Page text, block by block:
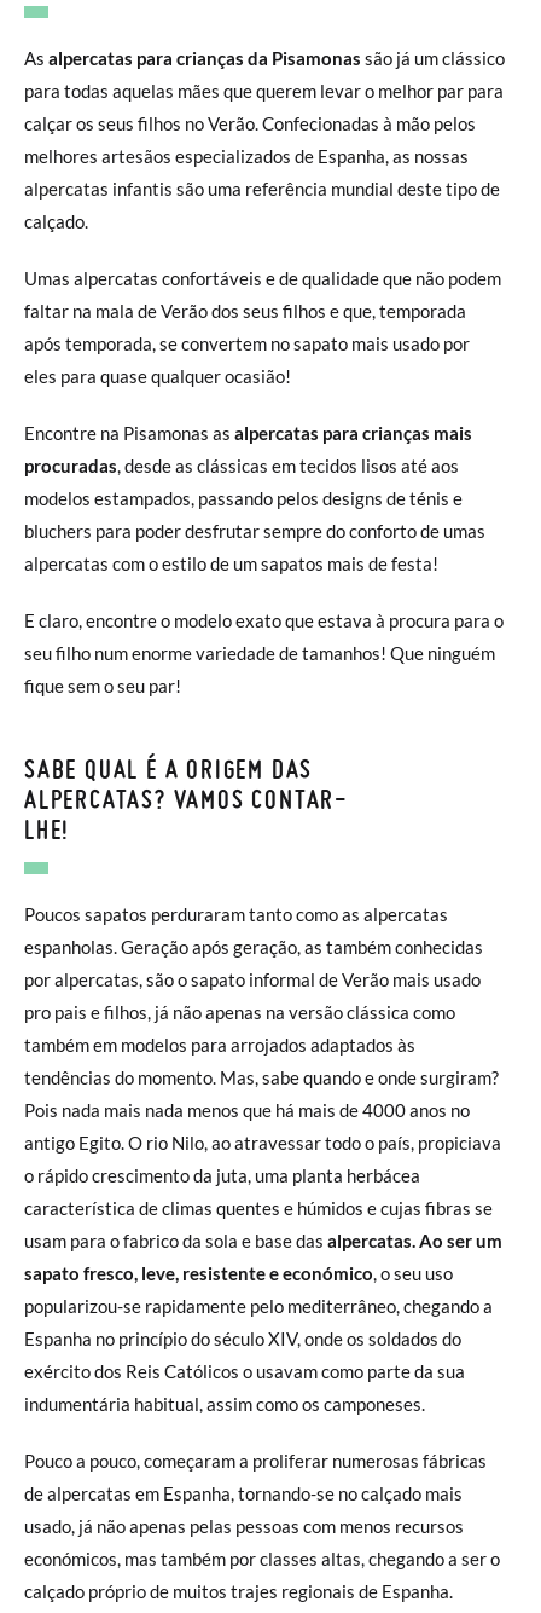
As alpercatas para crianças da Pisamonas são já um clássico
para todas aquelas mães que querem levar o melhor par para
calçar os seus filhos no Verão. Confecionadas à mão pelos
melhores artesãos especializados de Espanha, as nossas
alpercatas infantis são uma referência mundial deste tipo de
calçado.
Umas alpercatas confortáveis e de qualidade que não podem
faltar na mala de Verão dos seus filhos e que, temporada
após temporada, se convertem no sapato mais usado por
eles para quase qualquer ocasião!
Encontre na Pisamonas as alpercatas para crianças mais
procuradas, desde as clássicas em tecidos lisos até aos
modelos estampados, passando pelos designs de ténis e
bluchers para poder desfrutar sempre do conforto de umas
alpercatas com o estilo de um sapatos mais de festa!
E claro, encontre o modelo exato que estava à procura para o
seu filho num enorme variedade de tamanhos! Que ninguém
fique sem o seu par!
SABE QUAL É A ORIGEM DAS
ALPERCATAS? VAMOS CONTAR-
LHE!
Poucos sapatos perduraram tanto como as alpercatas
espanholas. Geração após geração, as também conhecidas
por alpercatas, são o sapato informal de Verão mais usado
pro pais e filhos, já não apenas na versão clássica como
também em modelos para arrojados adaptados às
tendências do momento. Mas, sabe quando e onde surgiram?
Pois nada mais nada menos que há mais de 4000 anos no
antigo Egito. O rio Nilo, ao atravessar todo o país, propiciava
o rápido crescimento da juta, uma planta herbácea
característica de climas quentes e húmidos e cujas fibras se
usam para o fabrico da sola e base das alpercatas. Ao ser um
sapato fresco, leve, resistente e económico, o seu uso
popularizou-se rapidamente pelo mediterrâneo, chegando a
Espanha no princípio do século XIV, onde os soldados do
exército dos Reis Católicos o usavam como parte da sua
indumentária habitual, assim como os camponeses.
Pouco a pouco, começaram a proliferar numerosas fábricas
de alpercatas em Espanha, tornando-se no calçado mais
usado, já não apenas pelas pessoas com menos recursos
económicos, mas também por classes altas, chegando a ser o
calçado próprio de muitos trajes regionais de Espanha.